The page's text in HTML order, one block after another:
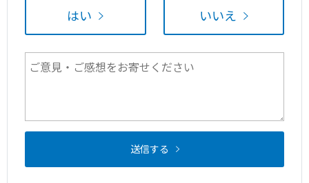
はい いいえ
送信する